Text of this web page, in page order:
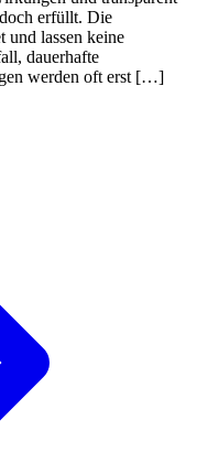
erfüllt. Die
und lassen keine
dauerhafte
werden oft erst […]